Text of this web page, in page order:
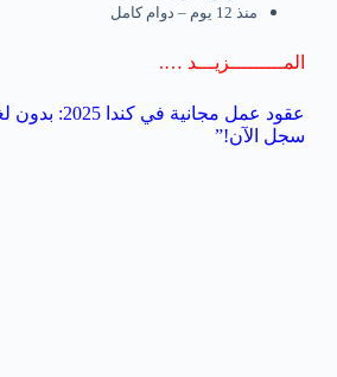
منذ 12 يوم – دوام كامل
المـــــــــزيـــد ….
عقود عمل
سجل الآن!”